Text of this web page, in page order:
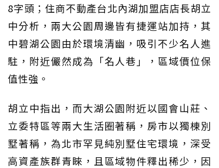
8字頭；住商不動產台北內湖加盟店店長胡立
中分析，兩大公園周邊皆有捷運站加持，其
中碧湖公園由於環境清幽，吸引不少名人進
駐，附近儼然成為「名人巷」，區域價位保
值性強。
胡立中指出，而大湖公園附近以國會山莊、
立委特區等兩大生活圈著稱，房市以獨棟別
墅著稱，為北市罕見純別墅住宅環境，深受
高資產族群青睞，且區域物件釋出稀少，因